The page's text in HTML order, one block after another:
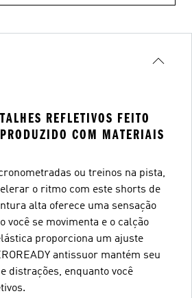
REFLETIVOS FEITO
COM MATERIAIS
ou treinos na pista,
o ritmo com este shorts de
alta oferece uma sensação
você se movimenta e o calção
proporciona um ajuste
antissuor mantém seu
distrações, enquanto você